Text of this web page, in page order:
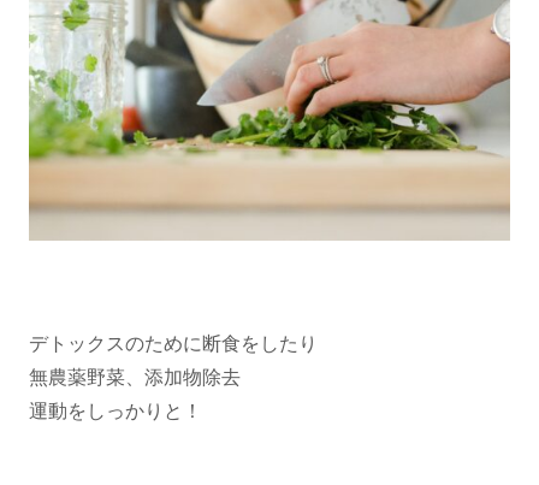
デトックスのために断食をしたり
無農薬野菜、添加物除去
運動をしっかりと！